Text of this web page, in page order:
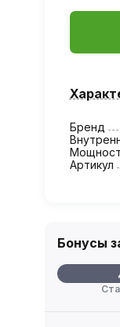
Бренд
Артикул
Бонусы